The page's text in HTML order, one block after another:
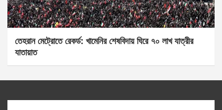
তেহরান মেট্রোতে রেকর্ড: খামেনির শেষবিদায় ঘিরে ৭০ লাখ যাত্রীর
যাতায়াত